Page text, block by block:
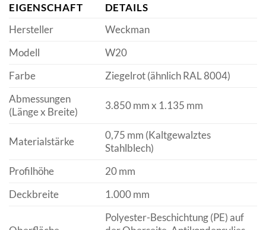
EIGENSCHAFT
DETAILS
Hersteller
Weckman
Modell
W20
Farbe
Ziegelrot (ähnlich RAL 8004)
Abmessungen
(Länge x Breite)
3.850 mm x 1.135 mm
Materialstärke
0,75 mm (Kaltgewalztes
Stahlblech)
Profilhöhe
20 mm
Deckbreite
1.000 mm
Polyester-Beschichtung (PE) auf